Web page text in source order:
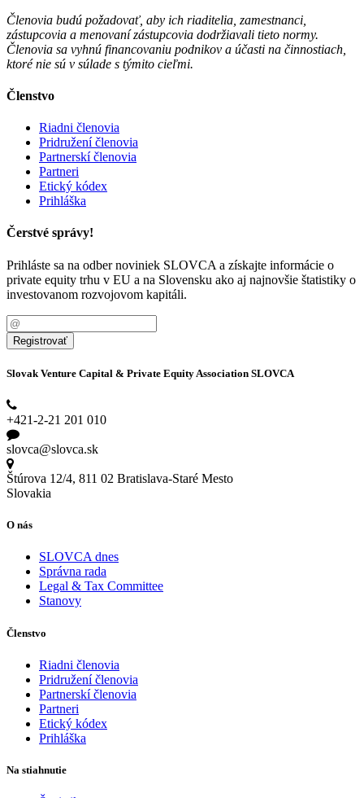
Členovia budú požadovať, aby ich riaditelia, zamestnanci,
zástupcovia a menovaní zástupcovia dodržiavali tieto normy.
Členovia sa vyhnú financovaniu podnikov a účasti na činnostiach,
ktoré nie sú v súlade s týmito cieľmi.
Členstvo
Riadni členovia
Pridružení členovia
Partnerskí členovia
Partneri
Etický kódex
Prihláška
Čerstvé správy!
Prihláste sa na odber noviniek SLOVCA a získajte informácie o
private equity trhu v EU a na Slovensku ako aj najnovšie štatistiky o
investovanom rozvojovom kapitáli.
Registrovať
Slovak Venture Capital & Private Equity Association SLOVCA
+421-2-21 201 010
slovca@slovca.sk
Štúrova 12/4, 811 02 Bratislava-Staré Mesto
Slovakia
O nás
SLOVCA dnes
Správna rada
Legal & Tax Committee
Stanovy
Členstvo
Riadni členovia
Pridružení členovia
Partnerskí členovia
Partneri
Etický kódex
Prihláška
Na stiahnutie